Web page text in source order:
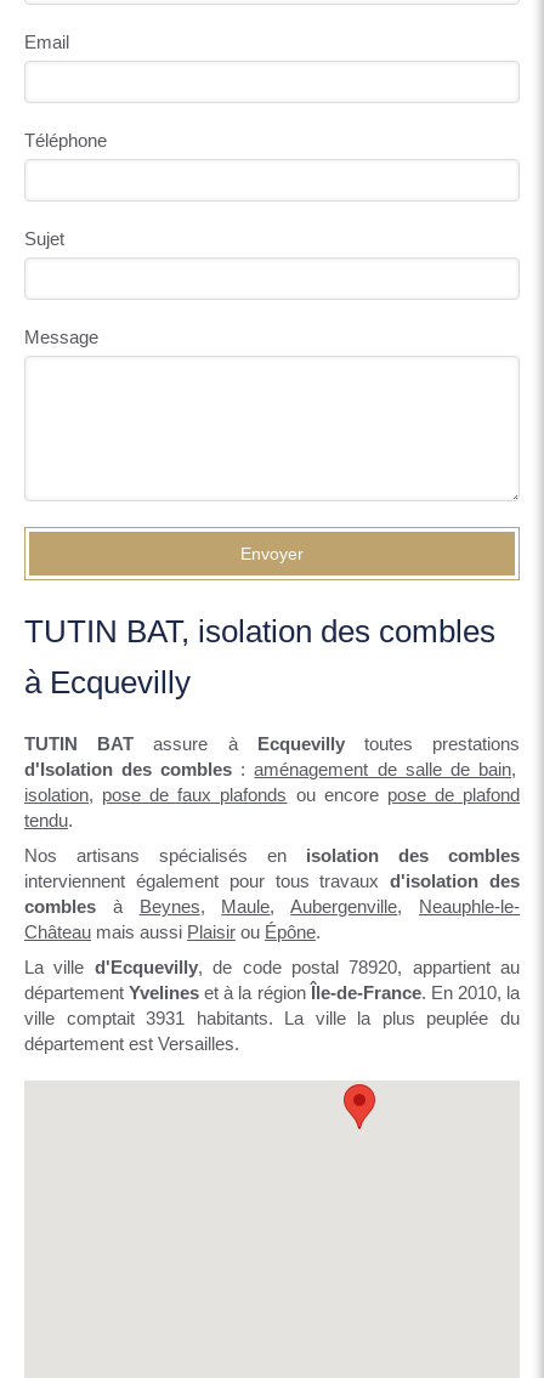
Email
Téléphone
Sujet
Message
Envoyer
TUTIN BAT, isolation des combles
à Ecquevilly
TUTIN BAT assure à Ecquevillytoutes prestations
d'Isolation des combles :aménagement de salle de bain,
isolation, pose de faux plafonds ou encore pose de plafond
tendu.
Nos artisans spécialisés en isolation des combles
interviennent également pour tous travaux d'isolation des
combles à Beynes, Maule,Aubergenville, Neauphle-le-
Château mais aussi Plaisir ou Épône.
La ville d'Ecquevilly, de code postal 78920, appartient au
départementYvelines et à la région Île-de-France. En 2010, la
ville comptait 3931 habitants. La ville la plus peuplée du
département est Versailles.